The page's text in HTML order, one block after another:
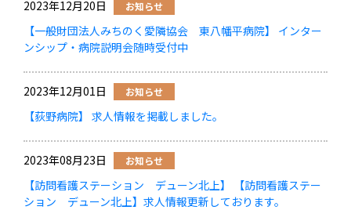
2023年12月20日 お知らせ
【一般財団法人みちのく愛隣協会 東八幡平病院】 インター
ンシップ・病院説明会随時受付中
2023年12月01日 お知らせ
【荻野病院】 求人情報を掲載しました。
2023年08月23日 お知らせ
【訪問看護ステーション デューン北上】 【訪問看護ステー
ション デューン北上】求人情報更新しております。